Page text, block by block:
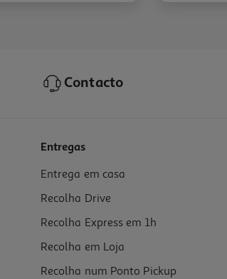
Contacto
Entregas
Entrega em casa
Recolha Drive
Recolha Express em 1h
Recolha em Loja
Recolha num Ponto Pickup